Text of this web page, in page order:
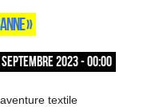
»
2023 - 00:00
textile